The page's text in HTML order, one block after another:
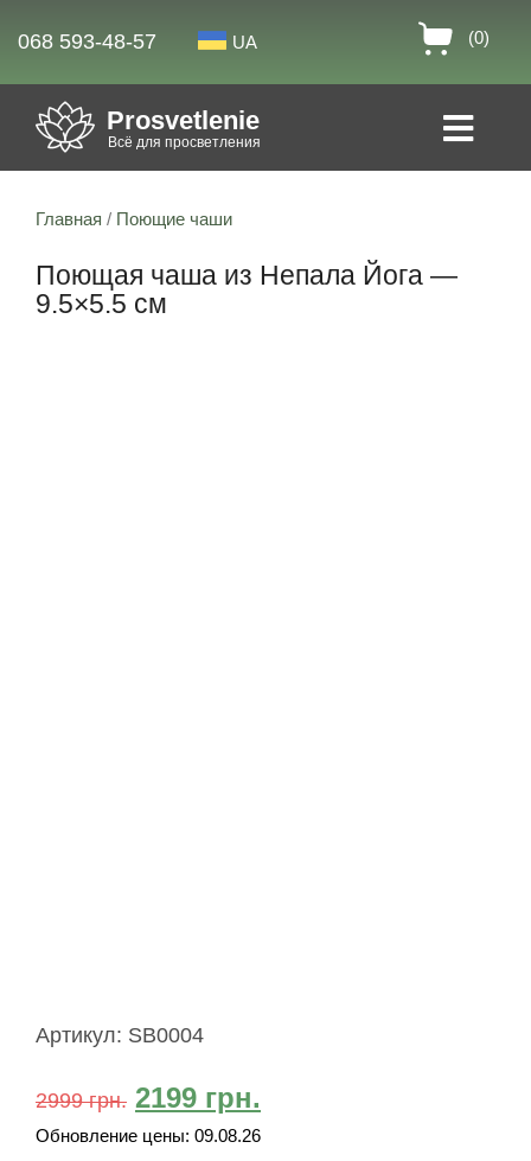
068 593-48-57 UA (0)
Prosvetlenie
Всё для просветления
Главная / Поющие чаши
Поющая чаша из Непала Йога —
9.5×5.5 см
Артикул: SB0004
2999грн. 2199 грн.
Обновление цены: 09.08.26